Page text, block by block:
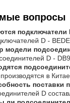
вопросы
подключатели
D - BEDE.
модели
D -
в Китае.
поставки
D